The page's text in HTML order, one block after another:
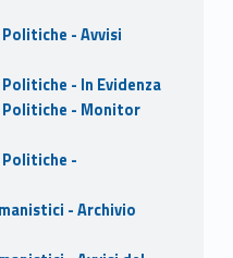
- Avvisi
- In Evidenza
- Monitor
-
- Archivio